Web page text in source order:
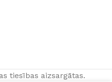
tiesības aizsargātas.